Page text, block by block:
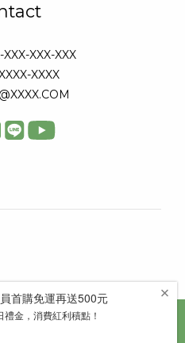
XXX-XXX
XXXX
路科技股份有限公司